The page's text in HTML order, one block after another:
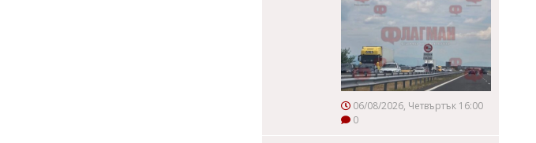
06/08/2026, Четвъртък 16:00
0